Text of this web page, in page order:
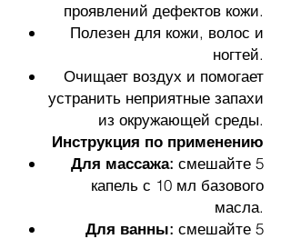
проявлений дефектов кожи.
Полезен для кожи, волос и
ногтей.
Очищает воздух и помогает
устранить неприятные запахи
из окружающей среды.
Инструкция по применению
Для массажа: смешайте 5
капель с 10 мл базового
масла.
Для ванны: смешайте 5